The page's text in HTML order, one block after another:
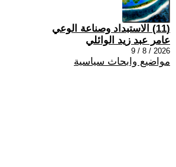
(11) الاستبداد وصناعة الوعي
عامر عبد زيد الوائلي
2026 / 8 / 9
مواضيع وابحاث سياسية